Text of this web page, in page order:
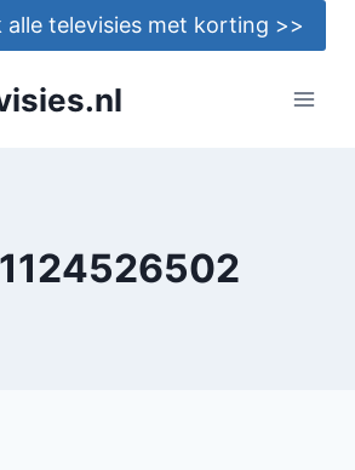
alle televisies met korting >>